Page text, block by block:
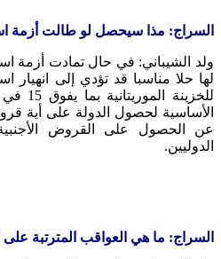
السراج: مذا سيحصل لو طالت أزمة
ولد الشيباني: في حال تمادت أزمة
لها حلا مناسبا قد تؤدي إلى انهيار
الأساسية لحصول الدولة على أية
عن الحصول على القروض
الدوليين.
السراج: ما هي العواقب المترتبة على